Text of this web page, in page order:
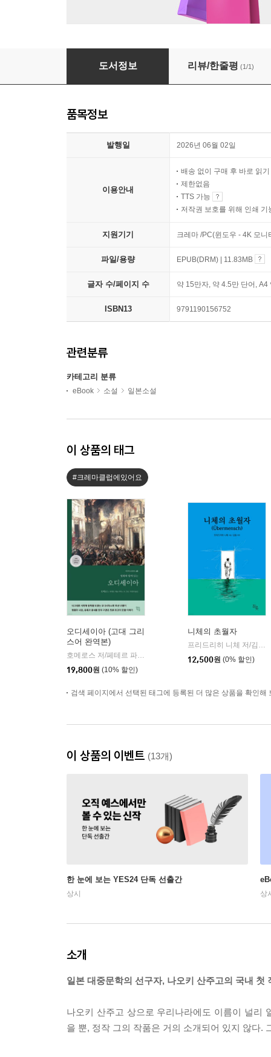
나오키 산주고 단편소설선집
도서정보 리뷰/한줄평 (1/1)
품목정보
발행일 2026년 06월 02일
이용안내
배송 없이 구매 후 바로 읽기
제한없음
TTS 가능
저작권 보호를 위해 인쇄 기
지원기기 크레마 /PC(윈도우 - 4K 모
파일/용량 EPUB(DRM) | 11.83MB
글자 수/페이지 수 약 15만자, 약 4.5만 단어,
ISBN13 9791190156752
관련분류
카테고리 분류
eBook 소설 일본소설
이 상품의 태그
#크레마클럽에있어요
오디세이아 (고대 그리
스어 완역본)
| 현대지성
19,800원 (10% 할인)
니체의 초월자
12,500원 (0% 할인)
검색 페이지에서 선택된 태그에 등록된 더 많은 상품을 확인해
이 상품의 이벤트 (13개)
한 눈에 보는 YES24 단독 선출간
상시 상
소개
일본 대중문학의 선구자, 나오키 산주고의 국내 첫
나오키 산주고 상으로 우리나라에도 이름이 널리
을 뿐, 정작 그의 작품은 거의 소개되어 있지 않다.